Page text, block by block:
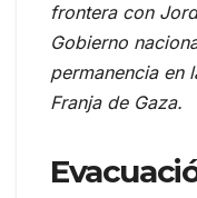
frontera con
Gobierno
permanencia en
Franja de Gaza.